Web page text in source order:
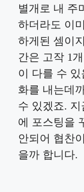
별개로 내 주
하더라도 이
하게된 셈이
간은 고작 1
이 다를 수
화를 내는데
수 있겠죠.
에 포스팅을
안되어 협찬
을까 합니다.